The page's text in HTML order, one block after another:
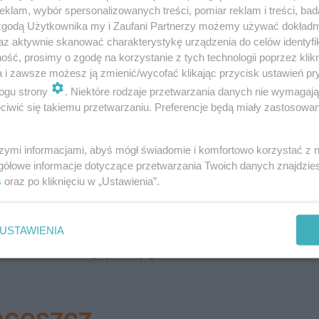
wystawili już 20 mandatów
w miejscu publicznym, niestosowanie się do
stronie.
plażowiczów przed dużym zagroże…
po spożyciu alkoholu. Może zakończyć się to
w Polsce był pod wpływem alkoholu.
wybór spersonalizowanych treści, pomiar reklam i treści,
Użytkownika my i Zaufani Partnerzy możemy używać
aktywnie skanować charakterystykę urządzenia do celów
prosimy o zgodę na korzystanie z tych technologii poprzez
i zawsze możesz ją zmienić/wycofać klikając przycisk ustawień
strony
. Niektóre rodzaje przetwarzania danych nie
się takiemu przetwarzaniu. Preferencje będą miały
informacjami, abyś mógł świadomie i komfortowo korzystać z
informacje dotyczące przetwarzania Twoich danych
oraz po kliknięciu w „Ustawienia”.
USTAWIENIA